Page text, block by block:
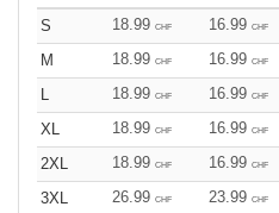
S 18.99 CHF 16.99 CHF
M
18.99 CHF 16.99 CHF
L
18.99 CHF 16.99 CHF
XL
18.99 CHF 16.99 CHF
2XL
18.99 CHF 16.99 CHF
3XL
26.99 CHF 23.99 CHF